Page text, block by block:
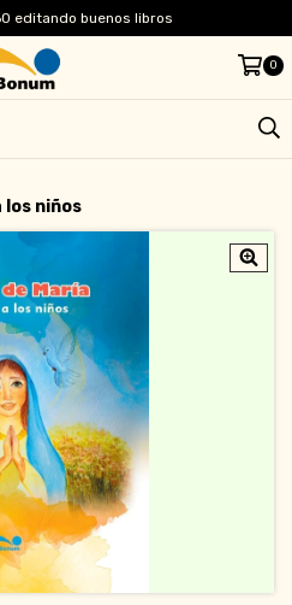
editando buenos libros
0
los niños